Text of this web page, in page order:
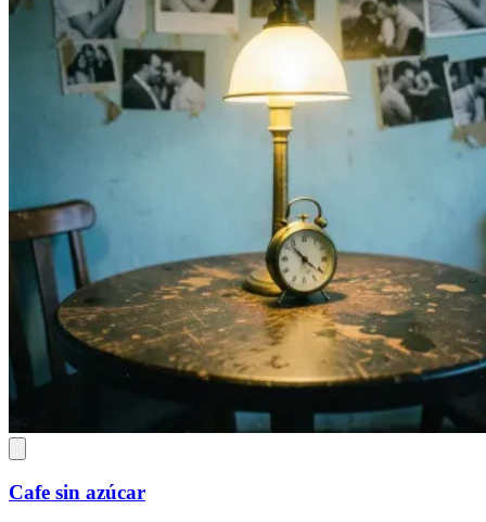
Cafe sin azúcar